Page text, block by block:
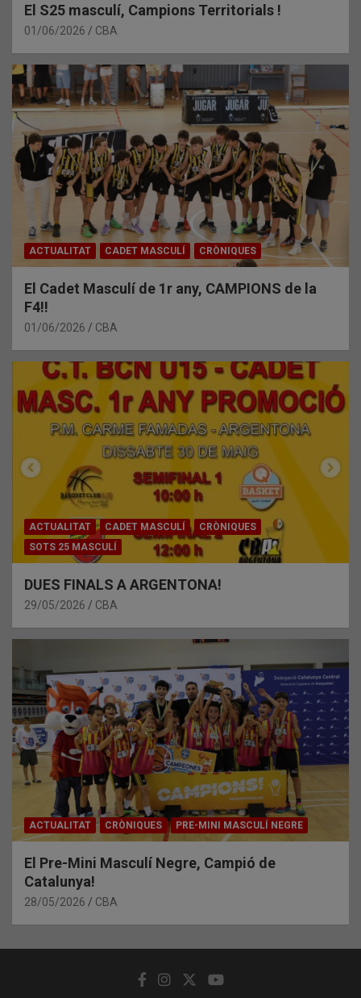
El S25 masculí, Campions Territorials !
01/06/2026 CBA
ACTUALITAT CADET MASCULÍ CRÒNIQUES
El Cadet Masculí de 1r any, CAMPIONS de la
F4!!
01/06/2026 CBA
ACTUALITAT CADET MASCULÍ
CRÒNIQUES
SOTS 25 MASCULÍ
DUES FINALS A ARGENTONA!
29/05/2026 CBA
ACTUALITAT CRÒNIQUES PRE-MINI MASCULÍ NEGRE
El Pre-Mini Masculí Negre, Campió de
Catalunya!
28/05/2026 CBA